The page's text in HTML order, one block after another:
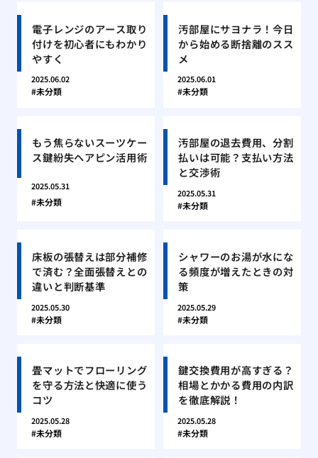
電子レンジのアース取り
付けを初心者にもわかり
やすく
2025.06.02
未分類
汚部屋にサヨナラ！今日
から始める断捨離のスス
メ
2025.06.01
未分類
もう焦らないスーツケー
ス鍵紛失ヘアピン活用術
2025.05.31
未分類
汚部屋の退去費用、分割
払いは可能？支払い方法
と交渉術
2025.05.31
未分類
床板の張替えは部分補修
で済む？全面張替えとの
違いと判断基準
2025.05.30
未分類
シャワーのお湯が水にな
る頻度が増えたときの対
策
2025.05.29
未分類
畳マットでフローリング
を守る方法と快適に使う
コツ
2025.05.28
未分類
鍵交換費用が高すぎる？
相場とかかる費用の内訳
を徹底解説！
2025.05.28
未分類